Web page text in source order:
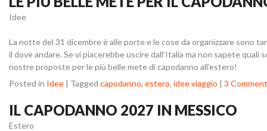
Idee
La notte del 31 dicembre è alle porte e le cose da organizzare sono
il dove andare. Se vi piacerebbe uscire dall’Italia ma non sapete quali
nostre proposte per le più belle mete di capodanno all’estero!
Posted in Idee | Tagged capodanno, estero, idee viaggio | 3
IL CAPODANNO 2027 IN MESSICO
Estero